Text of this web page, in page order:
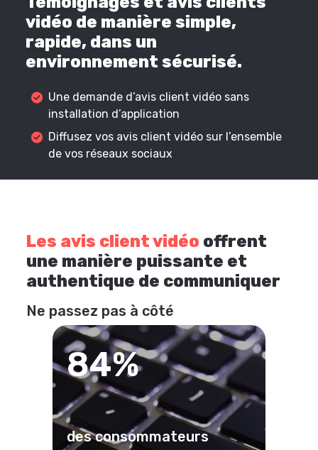
vidéo de manière simple,
rapide, dans un
environnement sécurisé.
Une demande d’avis client vidéo sans
installation d’application
Diffusez vos avis client vidéo sur l’ensemble
de vos réseaux sociaux
Les avis client vidéo offrent
une manière puissante et
authentique de communiquer
Ne passez pas à côté
84%
des consommateurs